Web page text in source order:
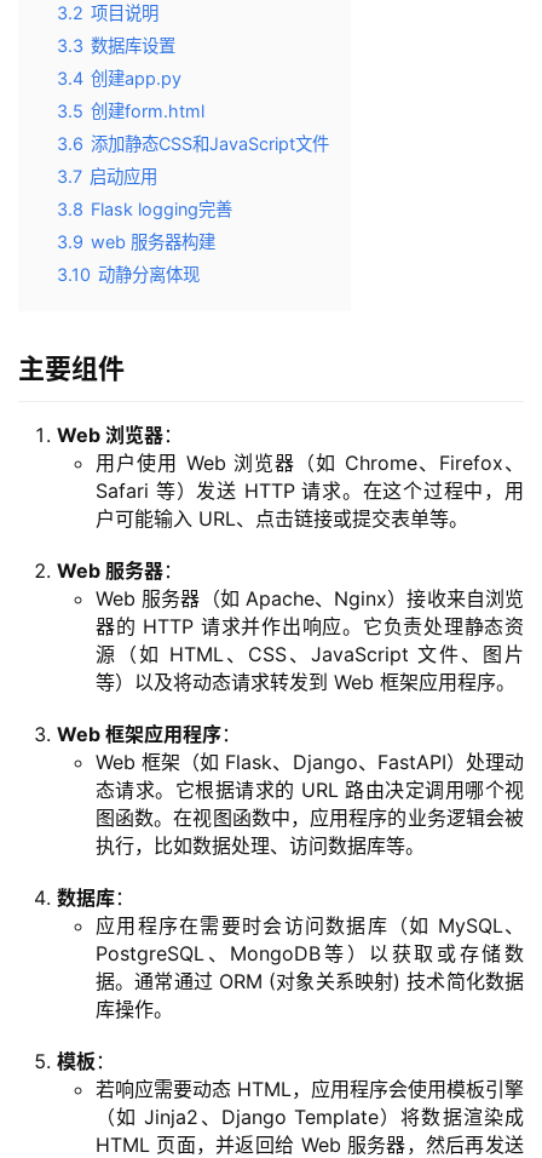
3.2 项目说明
3.3 数据库设置
3.4 创建app.py
3.5 创建form.html
3.6 添加静态CSS和JavaScript文件
3.7 启动应用
3.8 Flask logging完善
3.9 web 服务器构建
3.10 动静分离体现
主要组件
Web 浏览器：
用户使用 Web 浏览器（如 Chrome、Firefox、
Safari 等）发送 HTTP 请求。在这个过程中，用
户可能输入 URL、点击链接或提交表单等。
Web 服务器：
Web 服务器（如 Apache、Nginx）接收来自浏览
器的 HTTP 请求并作出响应。它负责处理静态资
源（如 HTML、CSS、JavaScript 文件、图片
等）以及将动态请求转发到 Web 框架应用程序。
Web 框架应用程序：
Web 框架（如 Flask、Django、FastAPI）处理动
态请求。它根据请求的 URL 路由决定调用哪个视
图函数。在视图函数中，应用程序的业务逻辑会被
执行，比如数据处理、访问数据库等。
数据库：
应用程序在需要时会访问数据库（如 MySQL、
PostgreSQL、MongoDB等）以获取或存储数
据。通常通过 ORM (对象关系映射) 技术简化数据
库操作。
模板 ：
若响应需要动态 HTML，应用程序会使用模板引擎
（如 Jinja2、Django Template）将数据渲染成
HTML 页面，并返回给 Web 服务器，然后再发送